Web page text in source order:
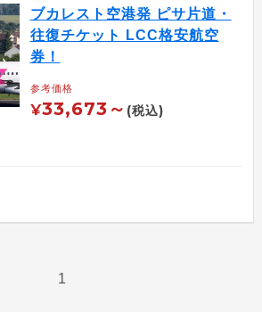
ブカレスト空港発 ピサ片道・
往復チケット LCC格安航空
券！
参考価格
¥33,673～ (税込)
1